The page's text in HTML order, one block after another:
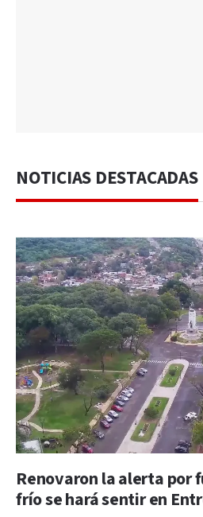
NOTICIAS DESTACADAS
Renovaron la alerta por
frío se hará sentir en